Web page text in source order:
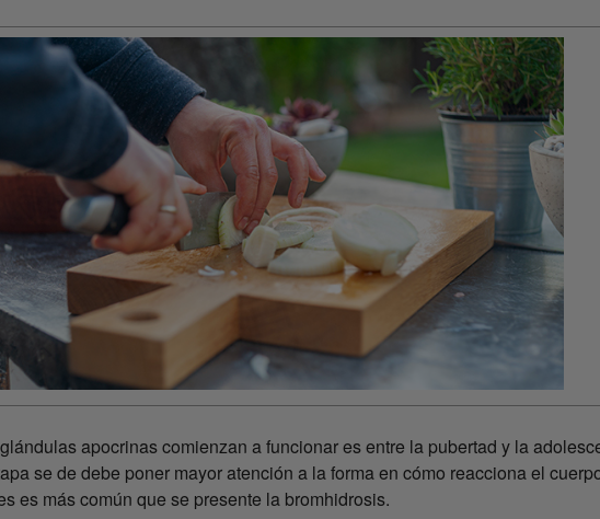
apocrinas comienzan a funcionar es entre la pubertad y la
se de debe poner mayor atención a la forma en cómo reacciona el
es más común que se presente la bromhidrosis.